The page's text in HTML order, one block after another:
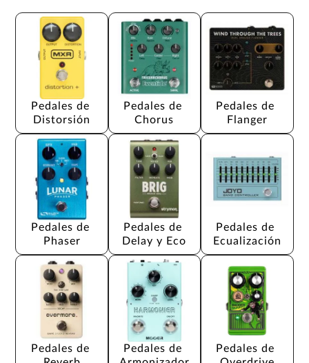
Pedales de
Distorsión
Pedales de
Chorus
Pedales de
Flanger
Pedales de
Phaser
Pedales de
Delay y Eco
Pedales de
Ecualización
Pedales de
Pedales de
Pedales de